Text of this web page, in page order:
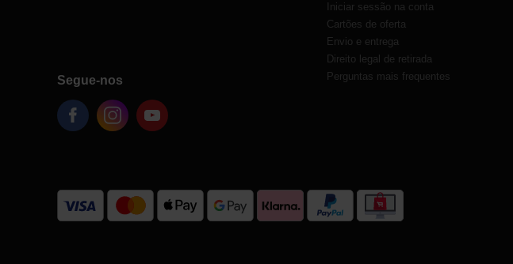
Segue-nos
Iniciar sessão na conta
Cartões de oferta
Envio e entrega
Direito legal de retirada
Perguntas mais frequentes